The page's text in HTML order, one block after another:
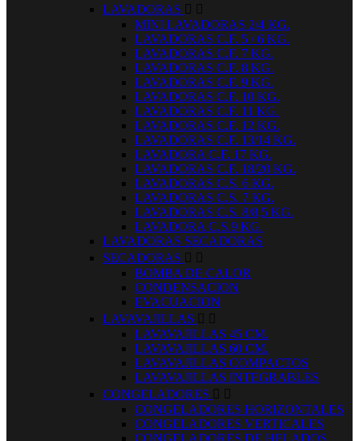
LAVADORAS  
MINI LAVADORAS 2/4 KG.
LAVADORAS C.F. 5 / 6 KG.
LAVADORAS C.F. 7 KG.
LAVADORAS C.F. 8 KG.
LAVADORAS C.F. 9 KG.
LAVADORAS C.F. 10 KG.
LAVADORAS C.F. 11 KG.
LAVADORAS C.F. 12 KG.
LAVADORAS C.F. 13/14 KG.
LAVADORA C.F. 17 KG.
LAVADORAS C.F. 18/20 KG.
LAVADORAS C.S. 6 KG.
LAVADORAS C.S. 7 KG.
LAVADORAS C.S. 8/8,5 KG.
LAVADORA C.S.9 KG.
LAVADORAS SECADORAS
SECADORAS  
BOMBA DE CALOR
CONDENSACION
EVACUACION
LAVAVAJILLAS  
LAVAVAJILLAS 45 CM.
LAVAVAJILLAS 60 CM.
LAVAVAJILLAS COMPACTOS
LAVAVAJILLAS INTEGRABLES
CONGELADORES  
CONGELADORES HORIZONTALES
CONGELADORES VERTICALES
CONGELADORES DE HELADOS